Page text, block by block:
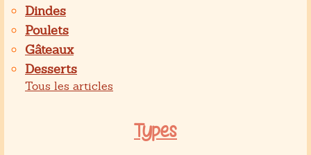
Dindes
Poulets
Gâteaux
Desserts
Tous les articles
Types